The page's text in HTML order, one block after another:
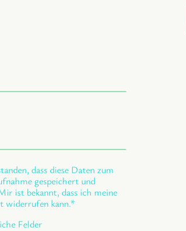
dass diese Daten zum
gespeichert und
ist bekannt, dass ich meine
widerrufen kann.*
Felder